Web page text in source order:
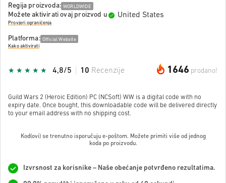
Regija proizvoda: WORLDWIDE
Možete aktivirati ovaj proizvod u United States
Provjeri ograničenja
Platforma: Official Website
Kako aktivirati
1646 prodano!
4,8/5 10 Recenzije
Guild Wars 2 (Heroic Edition) PC (NCSoft) WW is a digital code with no
expiry date. Once bought, this downloadable code will be delivered directly
to your email address with no shipping cost.
Kod(ovi) se trenutno isporučuju e-poštom. Možete primiti više od jednog
koda po proizvodu.
Izvrsnost za korisnike – Naše obećanje potvrđeno rezultatima.